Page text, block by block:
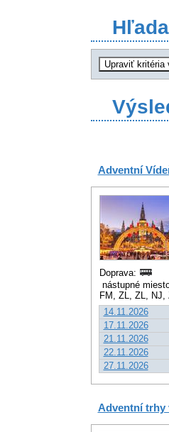
Adventní
Doprava:
nástupné
FM, ZL, ZL, NJ,
14.11.2026
17.11.2026
21.11.2026
22.11.2026
27.11.2026
Adventní trhy